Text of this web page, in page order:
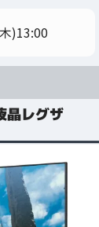
)13:00
晶レグザ